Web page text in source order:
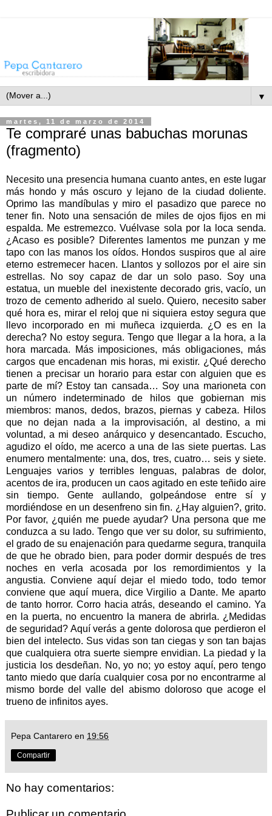
▼
martes, 11 de marzo de 2014
Te compraré unas babuchas morunas
(fragmento)
Necesito una presencia humana cuanto antes, en este lugar
más hondo y más oscuro y lejano de la ciudad doliente.
Oprimo las mandíbulas y miro el pasadizo que parece no
tener fin. Noto una sensación de miles de ojos fijos en mi
espalda. Me estremezco. Vuélvase sola por la loca senda.
¿Acaso es posible? Diferentes lamentos me punzan y me
tapo con las manos los oídos. Hondos suspiros que al aire
eterno estremecer hacen. Llantos y sollozos por el aire sin
estrellas. No soy capaz de dar un solo paso. Soy una
estatua, un mueble del inexistente decorado gris, vacío, un
trozo de cemento adherido al suelo. Quiero, necesito saber
qué hora es, mirar el reloj que ni siquiera estoy segura que
llevo incorporado en mi muñeca izquierda. ¿O es en la
derecha? No estoy segura. Tengo que llegar a la hora, a la
hora marcada. Más imposiciones, más obligaciones, más
cargos que encadenan mis horas, mi existir. ¿Qué derecho
tienen a precisar un horario para estar con alguien que es
parte de mí? Estoy tan cansada… Soy una marioneta con
un número indeterminado de hilos que gobiernan mis
miembros: manos, dedos, brazos, piernas y cabeza. Hilos
que no dejan nada a la improvisación, al destino, a mi
voluntad, a mi deseo anárquico y desencantado. Escucho,
agudizo el oído, me acerco a una de las siete puertas. Las
enumero mentalmente: una, dos, tres, cuatro… seis y siete.
Lenguajes varios y terribles lenguas, palabras de dolor,
acentos de ira, producen un caos agitado en este teñido aire
sin tiempo. Gente aullando, golpeándose entre sí y
mordiéndose en un desenfreno sin fin. ¿Hay alguien?, grito.
Por favor, ¿quién me puede ayudar? Una persona que me
conduzca a su lado. Tengo que ver su dolor, su sufrimiento,
el grado de su enajenación para quedarme segura, tranquila
de que he obrado bien, para poder dormir después de tres
noches en verla acosada por los remordimientos y la
angustia. Conviene aquí dejar el miedo todo, todo temor
conviene que aquí muera, dice Virgilio a Dante. Me aparto
de tanto horror. Corro hacia atrás, deseando el camino. Ya
en la puerta, no encuentro la manera de abrirla. ¿Medidas
de seguridad? Aquí verás a gente dolorosa que perdieron el
bien del intelecto. Sus vidas son tan ciegas y son tan bajas
que cualquiera otra suerte siempre envidian. La piedad y la
justicia los desdeñan. No, yo no; yo estoy aquí, pero tengo
tanto miedo que daría cualquier cosa por no encontrarme al
mismo borde del valle del abismo doloroso que acoge el
trueno de infinitos ayes.
Pepa Cantarero en 19:56
Compartir
No hay comentarios: